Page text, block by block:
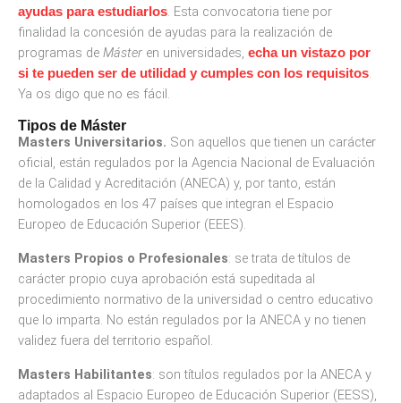
ayudas para estudiarlos. Esta convocatoria tiene por
finalidad la concesión de ayudas para la realización de
programas de Máster en universidades, echa un vistazo por
si te pueden ser de utilidad y cumples con los requisitos.
Ya os digo que no es fácil.
Tipos de Máster
Masters Universitarios. Son aquellos que tienen un carácter
oficial, están regulados por la Agencia Nacional de Evaluación
de la Calidad y Acreditación (ANECA) y, por tanto, están
homologados en los 47 países que integran el Espacio
Europeo de Educación Superior (EEES).
Masters Propios o Profesionales: se trata de títulos de
carácter propio cuya aprobación está supeditada al
procedimiento normativo de la universidad o centro educativo
que lo imparta. No están regulados por la ANECA y no tienen
validez fuera del territorio español.
Masters Habilitantes: son títulos regulados por la ANECA y
adaptados al Espacio Europeo de Educación Superior (EESS),